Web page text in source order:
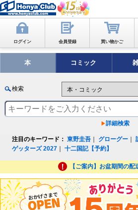
ログイン 会員登録 買い物かご
本 コミック
検索
詳細検索
注目のキーワード： 東野圭吾 グローグー ｜
ゲッターズ 2027 ｜十二国記【予約】
【ご案内】お盆期間の配